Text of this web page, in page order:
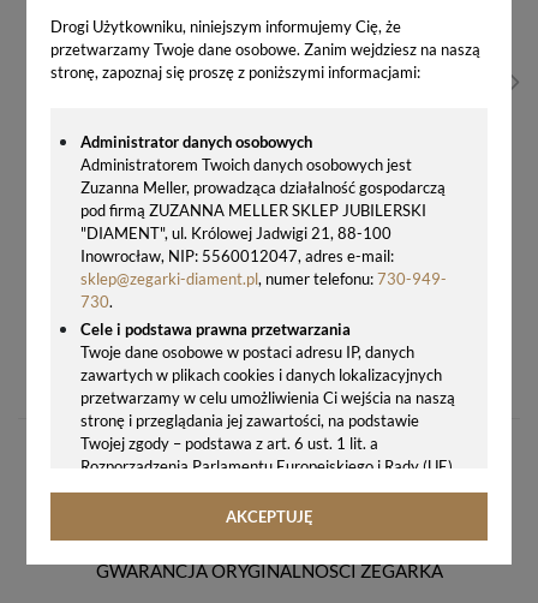
Drogi Użytkowniku, niniejszym informujemy Cię, że
przetwarzamy Twoje dane osobowe. Zanim wejdziesz na naszą
stronę, zapoznaj się proszę z poniższymi informacjami:
Administrator danych osobowych
Administratorem Twoich danych osobowych jest
Zuzanna Meller, prowadząca działalność gospodarczą
pod firmą ZUZANNA MELLER SKLEP JUBILERSKI
"DIAMENT", ul. Królowej Jadwigi 21, 88-100
Inowrocław, NIP: 5560012047, adres e-mail:
sklep@zegarki-diament.pl, numer telefonu:730-949-
730.
Cele i podstawa prawna przetwarzania
Twoje dane osobowe w postaci adresu IP, danych
zawartych w plikach cookies i danych lokalizacyjnych
przetwarzamy w celu umożliwienia Ci wejścia na naszą
stronę i przeglądania jej zawartości, na podstawie
Twojej zgody – podstawa z art. 6 ust. 1 lit. a
Rozporządzenia Parlamentu Europejskiego i Rady (UE)
2016/679 z 27.04.2016 r. w sprawie ochrony osób
fizycznych w związku z przetwarzaniem danych
rozporządzenie o ochronie danych, tj. RODO).
AKCEPTUJĘ
101,00 zł
GWARANCJA ORYGINALNOŚCI ZEGARKA